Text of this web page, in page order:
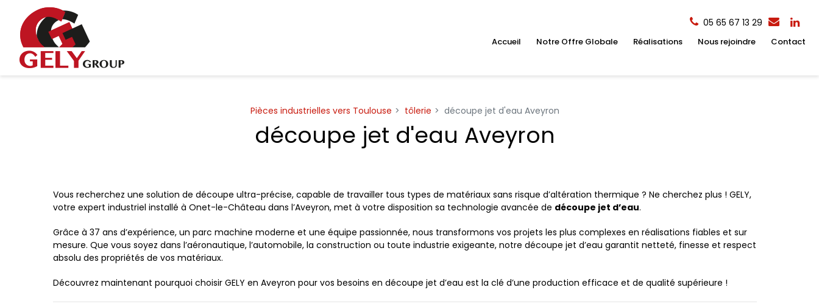
05 65 67 13 29
Accueil Notre Offre Globale Réalisations Nous rejoindre Contact
Pièces industrielles vers Toulouse tôlerie découpe jet d'eau Aveyron
découpe jet d'eau Aveyron
Vous recherchez une solution de découpe ultra-précise, capable de travailler tous types de matériaux sans risque d’altération thermique ? Ne cherchez plus ! GELY,
votre expert industriel installé à Onet-le-Château dans l’Aveyron, met à votre disposition sa technologie avancée de découpe jet d’eau.
Grâce à 37 ans d’expérience, un parc machine moderne et une équipe passionnée, nous transformons vos projets les plus complexes en réalisations fiables et sur
mesure. Que vous soyez dans l’aéronautique, l’automobile, la construction ou toute industrie exigeante, notre découpe jet d’eau garantit netteté, finesse et respect
absolu des propriétés de vos matériaux.
Découvrez maintenant pourquoi choisir GELY en Aveyron pour vos besoins en découpe jet d’eau est la clé d’une production efficace et de qualité supérieure !
Panneau de gestion des cookies